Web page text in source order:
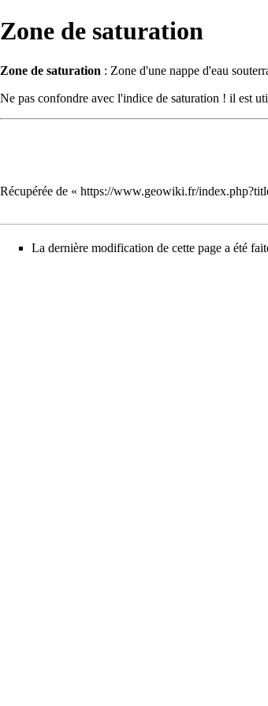
Zone de saturation
Zone de saturation : Zone d'une nappe d'eau
Ne pas confondre avec l'indice de saturation ! il est
Récupérée de « https://www.geowiki.fr/
La dernière modification de cette page a été